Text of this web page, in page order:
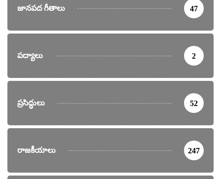
జానపద గీతాలు 47
పద్యాలు 2
ప్రసిద్ధులు 52
రాజకీయాలు 247